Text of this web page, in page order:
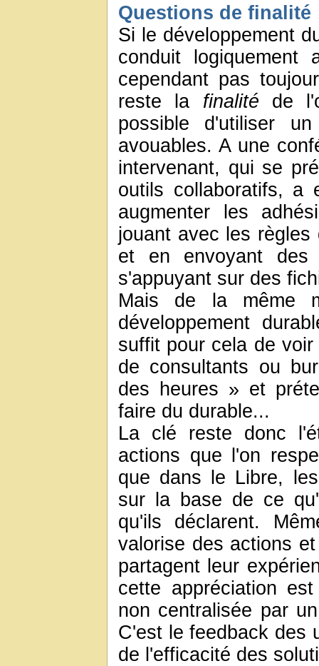
Questions de finalité
Si le développement
conduit logiquement
cependant pas
reste la finalité de
possible d'utiliser
avouables. A une
intervenant, qui se
outils collaboratifs, a
augmenter les
jouant avec les règles
et en envoyant
s'appuyant sur des
Mais de la même
développement
suffit pour cela de
de consultants ou
des heures » et
faire du durable...
La clé reste donc
actions que l'on
que dans le Libre,
sur la base de ce
qu'ils déclarent.
valorise des actions
partagent leur
cette appréciation
non centralisée par
C'est le feedback des
de l'efficacité des